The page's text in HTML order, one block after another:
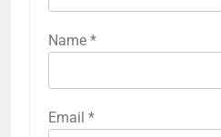
Name *
Email *